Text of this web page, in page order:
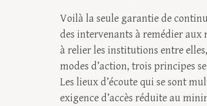
Voilà la seule garantie de
des intervenants à remédier aux
à relier les institutions entre
modes d’action, trois principes
Les lieux d’écoute qui se sont
exigence d’accès réduite au